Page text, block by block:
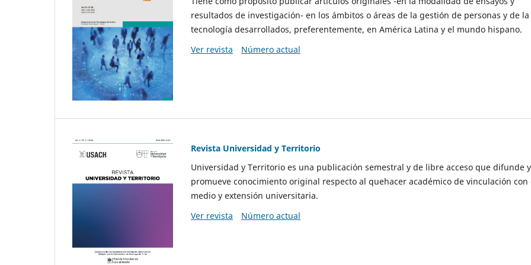
resultados de investigación- en los ámbitos o áreas de la gestión de personas y de la
tecnología desarrollados, preferentemente, en América Latina y el mundo hispano.
Ver revista
Número actual
Revista Universidad y Territorio
Universidad y Territorio es una publicación semestral y de libre acceso que difunde y
promueve conocimiento original respecto al quehacer académico de vinculación con
medio y extensión universitaria.
Ver revista
Número actual